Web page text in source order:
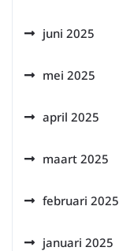
juni 2025
mei 2025
april 2025
maart 2025
februari 2025
januari 2025